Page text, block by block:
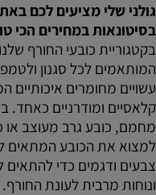
גולני שלי מציעים לכם
בסיטונאות במחירים הכי
בקטגוריית כובעי החורף
המותאמים לכל סגנון
עשויים מחומרים איכותיים
קלאסיים ומודרניים
מחמם, כובע גרב מעוצב או
למצוא את הכובע המתאים
צבעים ודגמים כדי להתאים
ונוחות מרבית לעונת החורף.